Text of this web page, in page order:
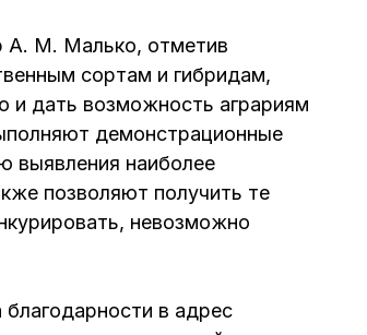
А. М. Малько, отметив
сортам и гибридам,
и дать возможность аграриям
демонстрационные
выявления наиболее
позволяют получить те
невозможно
в адрес